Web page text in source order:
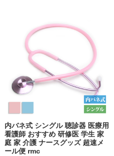
内バネ式 シングル 聴診器 医療用
看護師 おすすめ 研修医 学生 家
庭 家 介護 ナースグッズ 超速メ
ール便 rmc